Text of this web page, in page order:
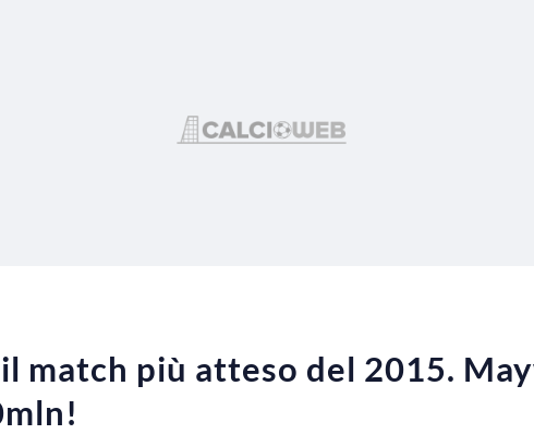
match più atteso del 2015.